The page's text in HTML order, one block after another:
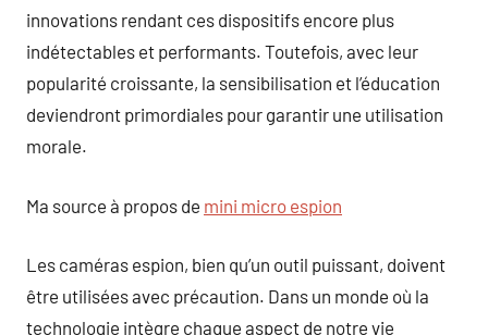
innovations rendant ces dispositifs encore plus
indétectables et performants. Toutefois, avec leur
popularité croissante, la sensibilisation et l’éducation
deviendront primordiales pour garantir une utilisation
morale.
Ma source à propos de mini micro espion
Les caméras espion, bien qu’un outil puissant, doivent
être utilisées avec précaution. Dans un monde où la
technologie intègre chaque aspect de notre vie